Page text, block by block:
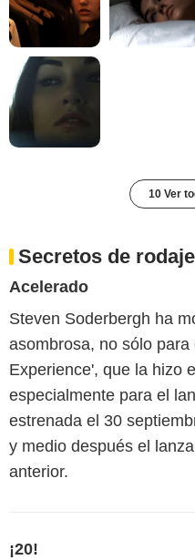
10 Ver
Secretos de rodaje
Acelerado
Steven Soderbergh ha
asombrosa, no sólo
Experience', que la hizo
especialmente para el
estrenada el 30
y medio después el
anterior.
¡20!